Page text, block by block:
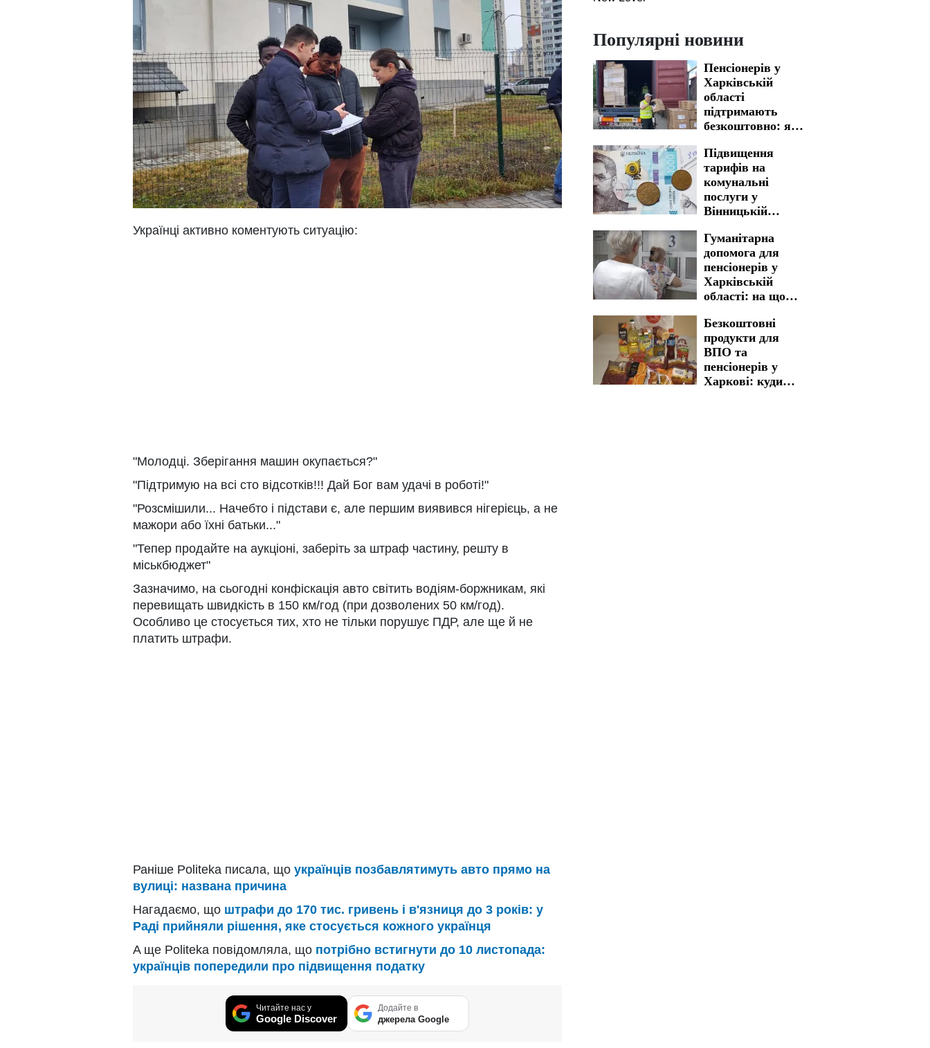
Українці активно коментують ситуацію:
"Молодці. Зберігання машин окупається?"
"Підтримую на всі сто відсотків!!! Дай Бог вам удачі в роботі!"
"Розсмішили... Начебто і підстави є, але першим виявився нігерієць, а не
мажори або їхні батьки..."
"Тепер продайте на аукціоні, заберіть за штраф частину, решту в
міськбюджет"
Зазначимо, на сьогодні конфіскація авто світить водіям-боржникам, які
перевищать швидкість в 150 км/год (при дозволених 50 км/год).
Особливо це стосується тих, хто не тільки порушує ПДР, але ще й не
платить штрафи.
Раніше Politeka писала, що українців позбавлятимуть авто прямо на
вулиці: названа причина
Нагадаємо, що штрафи до 170 тис. гривень і в'язниця до 3 років: у
Раді прийняли рішення, яке стосується кожного українця
A ще Politeka повідомляла, що потрібно встигнути до 10 листопада:
українців попередили про підвищення податку
Читайте нас у
Google Discover
Додайте в
джерела Google
Популярні новини
Пенсіонерів у
Харківській
області
підтримають
безкоштовно: яку
допомогу можна
отримати
Підвищення
тарифів на
комунальні
послуги у
Вінницькій
можуть злетіти
майже в двічі
Гуманітарна
допомога для
пенсіонерів у
Харківській
області: на що
розраховувати
українцям
Безкоштовні
продукти для
ВПО та
пенсіонерів у
Харкові: куди